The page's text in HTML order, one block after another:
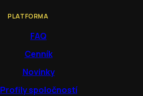
PLATFORMA
FAQ
Cenník
Novinky
Profily spoločností